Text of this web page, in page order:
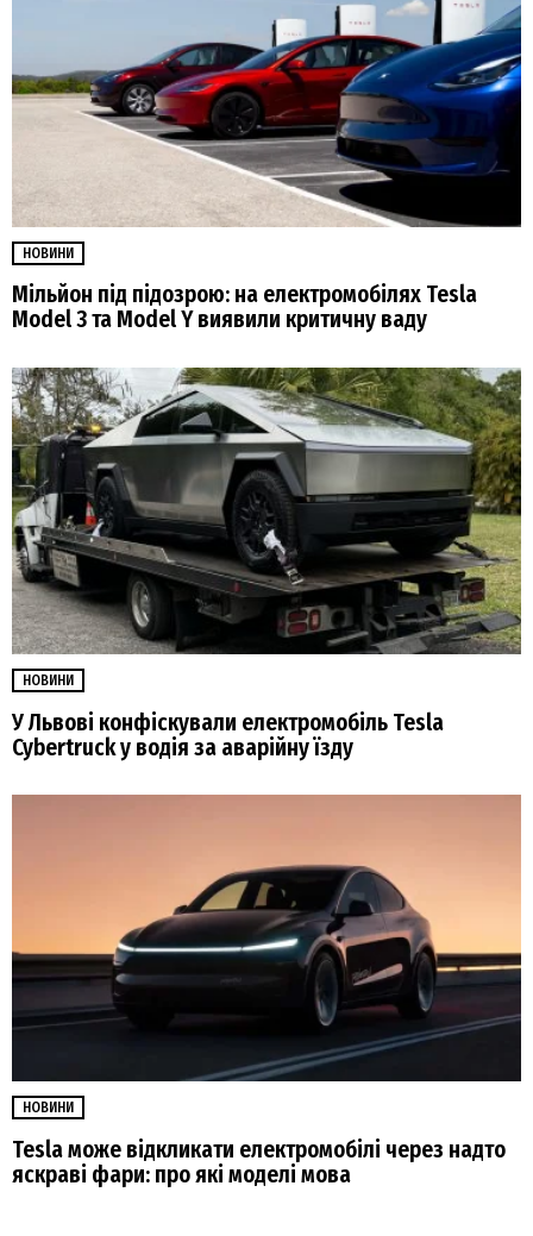
НОВИНИ
Мільйон під підозрою: на електромобілях Tesla
Model 3 та Model Y виявили критичну ваду
НОВИНИ
У Львові конфіскували електромобіль Tesla
Cybertruck у водія за аварійну їзду
НОВИНИ
Tesla може відкликати електромобілі через надто
яскраві фари: про які моделі мова